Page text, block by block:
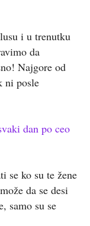
i u trenutku
da
Najgore od
ni posle
dan po ceo
se ko su te žene
da se desi
samo su se